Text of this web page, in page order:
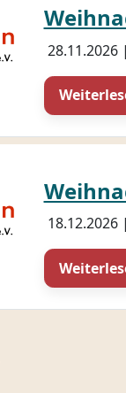
28.11.2026 |
18.12.2026 |